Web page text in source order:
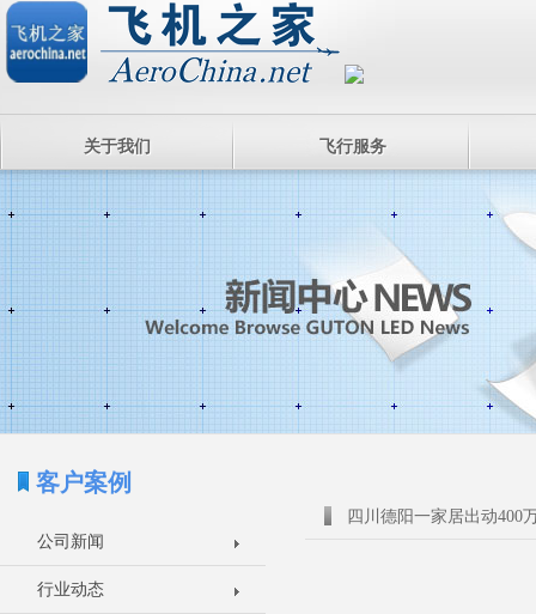
关于我们 飞行服务
客户案例
公司新闻
行业动态
四川德阳一家居出动400